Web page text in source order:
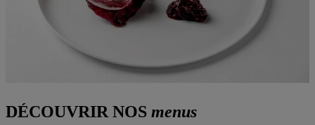
DÉCOUVRIR NOS menus